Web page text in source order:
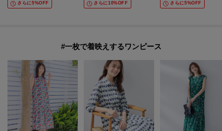
さらに5%OFF さらに10%OFF さらに5%OFF
#一枚で着映えするワンピース